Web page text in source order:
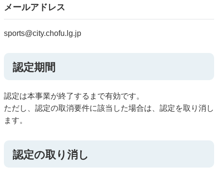
メールアドレス
sports@city.chofu.lg.jp
認定期間
認定は本事業が終了するまで有効です。
ただし、認定の取消要件に該当した場合は、認定を取り消し
ます。
認定の取り消し